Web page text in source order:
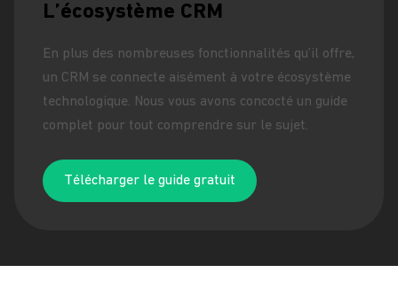
L’écosystème CRM
En plus des nombreuses fonctionnalités qu’il offre,
un CRM se connecte aisément à votre écosystème
technologique. Nous vous avons concocté un guide
complet pour tout comprendre sur le sujet.
Télécharger le guide gratuit